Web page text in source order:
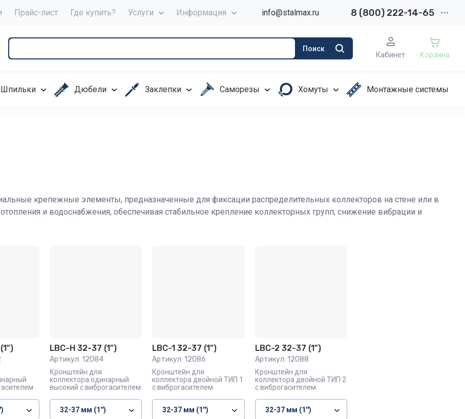
Прайс-лист Где купить? Услуги Информация info@stalmax.ru 8 (800) 222-14-65
Поиск
Кабинет Корзина
Шпильки Дюбели Заклепки Саморезы Хомуты Монтажные системы
крепежные элементы, предназначенные для фиксации распределительных коллекторов на стене или в
и водоснабжения, обеспечивая стабильное крепление коллекторных групп, снижение вибрации и
LBC-H 32-37 (1")
Артикул: 12084
Кронштейн для
коллектора одинарный
высокий с виброгасителем
LBC-1 32-37 (1")
Артикул: 12086
Кронштейн для
коллектора двойной ТИП 1
с виброгасителем
LBC-2 32-37 (1")
Артикул: 12088
Кронштейн для
коллектора двойной ТИП 2
с виброгасителем